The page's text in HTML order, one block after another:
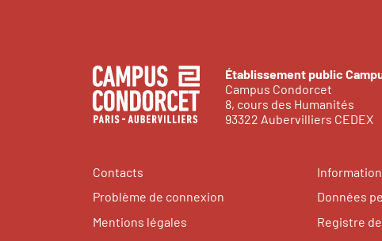
Établissement public
Campus Condorcet
8, cours des Humanités
93322 Aubervilliers CEDEX
Contacts
Problème de connexion
Mentions légales
Données
Registre